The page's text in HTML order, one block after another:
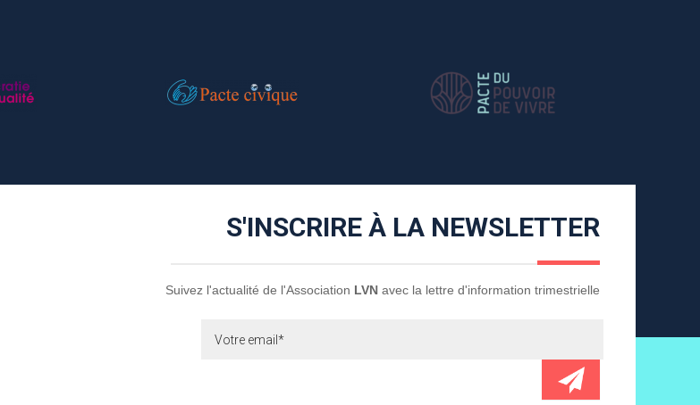
S'INSCRIRE À LA NEWSLETTER
Suivez l'actualité de l'Association LVN avec la lettre d'information trimestrielle